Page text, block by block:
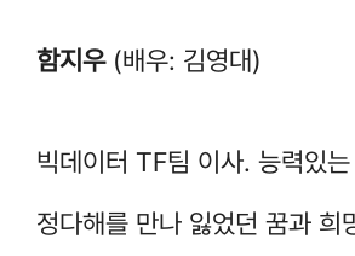
함지우(배우: 김영대)
빅데이터 TF팀 이사. 능력있
정다해를 만나 잃었던 꿈과 희